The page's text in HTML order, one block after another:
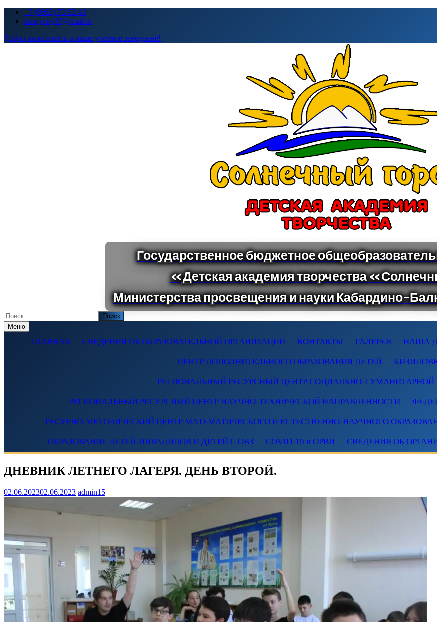
Перейти+7 (8662) 73-52-43
sunnycity07@mail.ru
Добро пожаловать в наше учебное заведение!
Поиск
по:Меню
ГЛАВНАЯ СВЕДЕНИЯ ОБ ОБРАЗОВАТЕЛЬНОЙ ОРГАНИЗАЦИИ КОНТАКТЫ ГАЛЕРЕЯ НАША
ЦЕНТР ДОПОЛНИТЕЛЬНОГО ОБРАЗОВАНИЯ ДЕТЕЙ
РЕГИОНАЛЬНЫЙ РЕСУРСНЫЙ ЦЕНТР СОЦИАЛЬНО-ГУМАНИТАРНОЙ
РЕГИОНАЛЬНЫЙ РЕСУРСНЫЙ ЦЕНТР НАУЧНО-ТЕХНИЧЕСКОЙ НАПРАВЛЕННОСТИ
РЕСУРНО-МЕТОДИЧЕСКИЙ ЦЕНТР МАТЕМАТИЧЕСКОГО И ЕСТЕСТВЕННО-НАУЧНОГО
ОБРАЗОВАНИЕ ДЕТЕЙ-ИНВАЛИДОВ И ДЕТЕЙ С ОВЗ COVID-19 и ОРВИ СВЕДЕНИЯ ОБ
ДНЕВНИК ЛЕТНЕГО ЛАГЕРЯ. ДЕНЬ ВТОРОЙ.
02.06.202302.06.2023 admin15